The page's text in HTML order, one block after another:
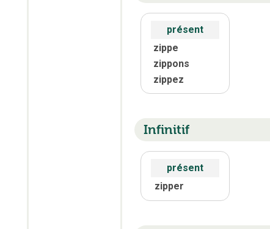
présent
zippe
zippons
zippez
Infinitif
présent
zipper